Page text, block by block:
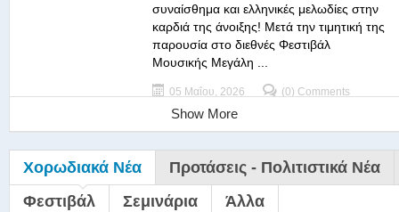
συναίσθημα και ελληνικές μελωδίες στην
καρδιά της άνοιξης! Μετά την τιμητική της
παρουσία στο διεθνές Φεστιβάλ
Μουσικής Μεγάλη ...
05 Μαΐου, 2026 (0) Comments
Show More
Χορωδιακά Νέα
Προτάσεις - Πολιτιστικά Νέα
Φεστιβάλ
Σεμινάρια Άλλα